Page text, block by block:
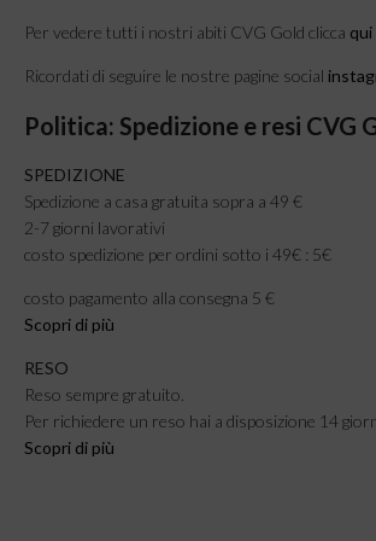
Per vedere tutti i nostri abiti CVG Gold clicca qui
Ricordati di seguire le nostre pagine social
Politica: Spedizione e resi CVG
SPEDIZIONE
Spedizione a casa gratuita sopra a 49 €
2-7 giorni lavorativi
costo spedizione per ordini sotto i 49€ : 5€
costo pagamento alla consegna 5 €
Scopri di più
RESO
Reso sempre gratuito.
Per richiedere un reso hai a disposizione 14
Scopri di più